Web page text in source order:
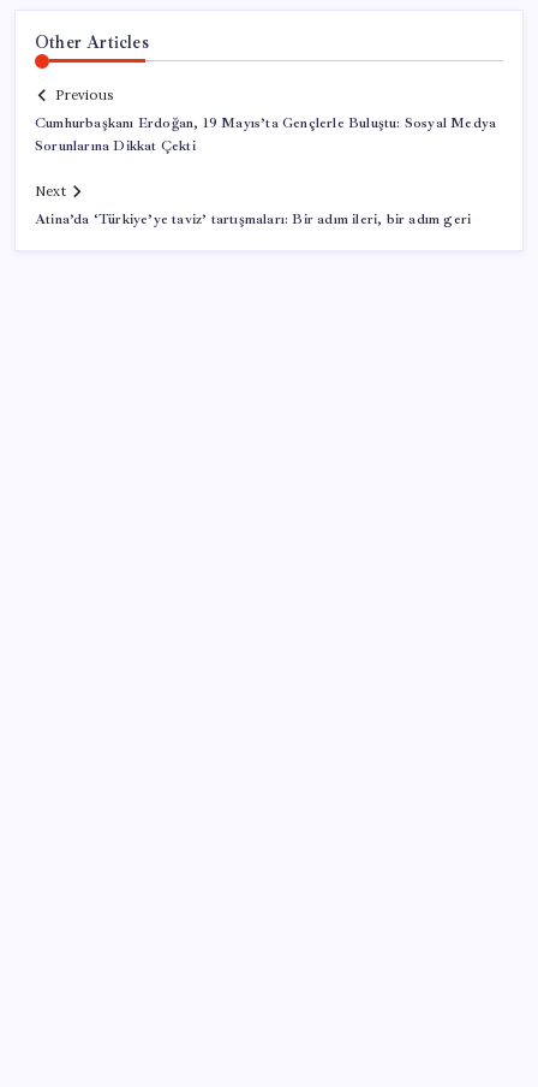
Other Articles
Previous
Cumhurbaşkanı Erdoğan, 19 Mayıs’ta Gençlerle Buluştu: Sosyal Medya
Sorunlarına Dikkat Çekti
Next
Atina’da ‘Türkiye’ye taviz’ tartışmaları: Bir adım ileri, bir adım geri